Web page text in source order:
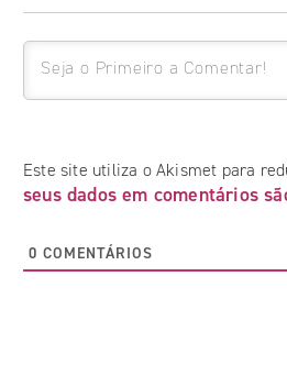
Este site utiliza o Akismet para
seus dados em comentários
0 COMENTÁRIOS